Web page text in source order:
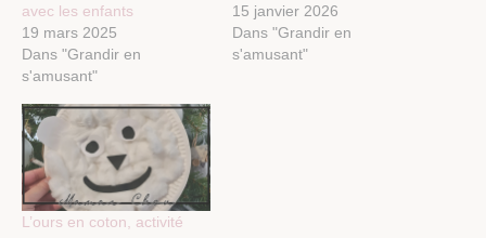
avec les enfants
19 mars 2025
Dans "Grandir en
s'amusant"
15 janvier 2026
Dans "Grandir en
s'amusant"
L’ours en coton, activité